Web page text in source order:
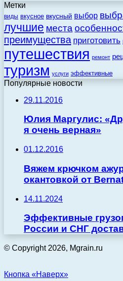
Метки
виды вкусное вкусный выбор
лучшие места
преимущества приготовить
путешествия ремонт
туризм услуги эффективные
Популярные новости
29.11.2016
Юлия Маргулис:
я очень верная»
01.12.2016
Вяжем крючком
окантовкой от
14.11.2024
Эффективные
России и СНГ
© Copyright 2026, Mgrain.ru
Кнопка «Наверх»